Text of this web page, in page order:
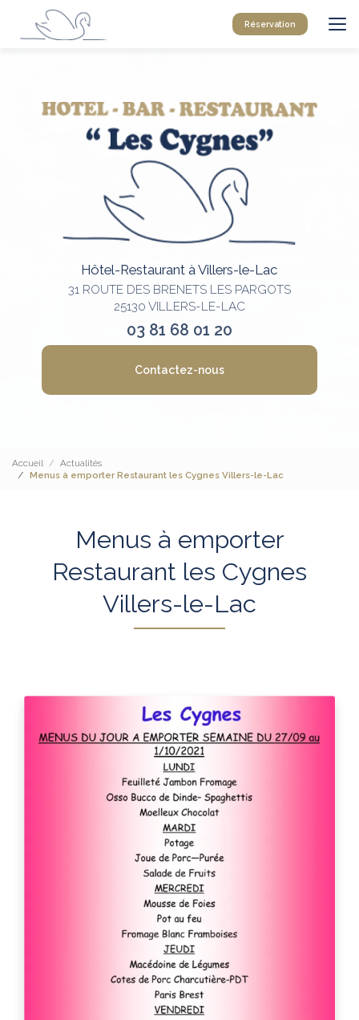
contenu
Réservation
Hôtel-Restaurant à Villers-le-Lac
31 ROUTE DES BRENETS LES PARGOTS
25130 VILLERS-LE-LAC
03 81 68 01 20
Contactez-nous
Accueil
Actualités
Menus à emporter Restaurant les Cygnes Villers-le-Lac
Menus à emporter
Restaurant les Cygnes
Villers-le-Lac